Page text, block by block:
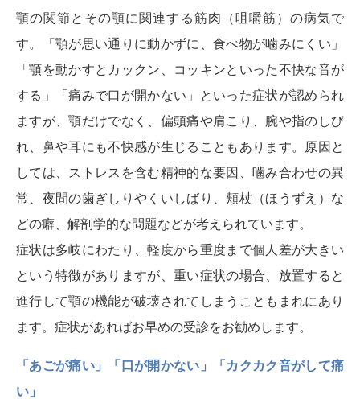
顎の関節とその顎に関連する筋肉（咀嚼筋）の病気で
す。「顎が思い通りに動かずに、食べ物が噛みにくい」
「顎を動かすとカックン、コッキンといった不快な音が
する」「痛みで口が開かない」といった症状が認められ
ますが、顎だけでなく、偏頭痛や肩こり、腕や指のしび
れ、鼻や耳にも不快感が生じることもあります。原因と
しては、ストレスを含む精神的な要因、噛み合わせの異
常、夜間の歯ぎしりやくいしばり、頬杖（ほうずえ）な
どの癖、解剖学的な問題などが考えられています。
症状は多岐にわたり、軽度から重度まで個人差が大きい
という特徴がありますが、重い症状の場合、放置すると
進行して顎の機能が破壊されてしまうこともまれにあり
ます。症状があればお早めの受診をお勧めします。
「あごが痛い」「口が開かない」「カクカク音がして痛
い」